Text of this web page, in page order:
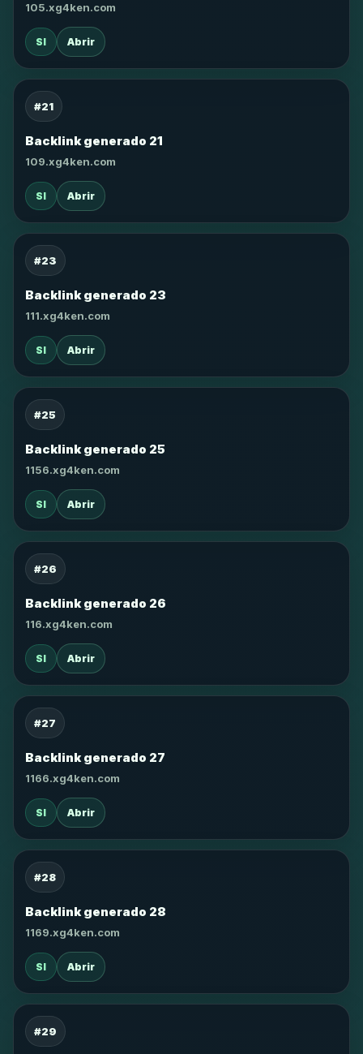
105.xg4ken.com
SI Abrir
#21
Backlink generado 21
109.xg4ken.com
SI Abrir
#23
Backlink generado 23
111.xg4ken.com
SI Abrir
#25
Backlink generado 25
1156.xg4ken.com
SI Abrir
#26
Backlink generado 26
116.xg4ken.com
SI Abrir
#27
Backlink generado 27
1166.xg4ken.com
SI Abrir
#28
Backlink generado 28
1169.xg4ken.com
SI Abrir
#29